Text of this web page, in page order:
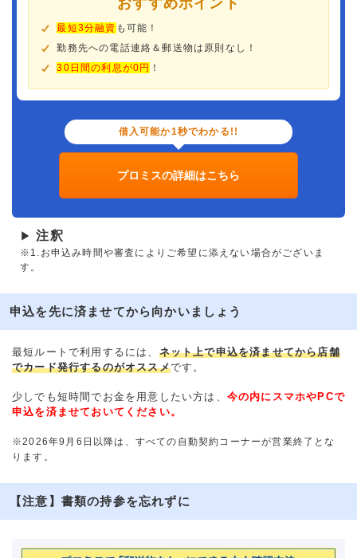
おすすめポイント
最短3分融資 も可能！
勤務先への電話連絡＆郵送物は原則なし！
30日間の利息が0円 ！
借入可能か1秒でわかる!!
プロミスの詳細はこちら
▶ 注釈
※1.お申込み時間や審査によりご希望に添えない場合がございま
す。
申込を先に済ませてから向かいましょう
最短ルートで利用するには、 ネット上で申込を済ませてから店舗
でカード発行するのがオススメです。
少しでも短時間でお金を用意したい方は、 今の内にスマホやPCで
申込を済ませておいてください。
※2026年9月6日以降は、すべての自動契約コーナーが営業終了とな
ります。
【注意】書類の持参を忘れずに